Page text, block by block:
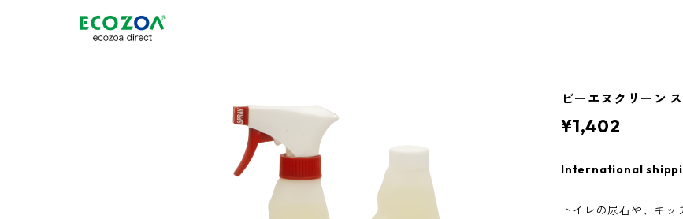
ビーエヌクリーン
¥1,402
International
トイレの尿石や、キ